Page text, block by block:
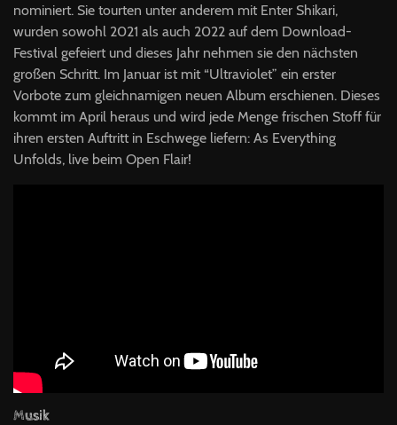
nominiert. Sie tourten unter anderem mit Enter Shikari,
wurden sowohl 2021 als auch 2022 auf dem Download-
Festival gefeiert und dieses Jahr nehmen sie den nächsten
großen Schritt. Im Januar ist mit “Ultraviolet” ein erster
Vorbote zum gleichnamigen neuen Album erschienen. Dieses
kommt im April heraus und wird jede Menge frischen Stoff für
ihren ersten Auftritt in Eschwege liefern: As Everything
Unfolds, live beim Open Flair!
Musik